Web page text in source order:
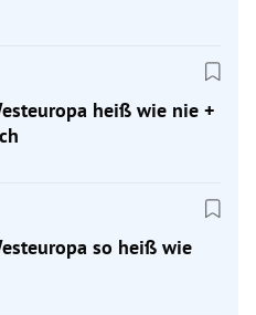
heiß wie nie +
so heiß wie